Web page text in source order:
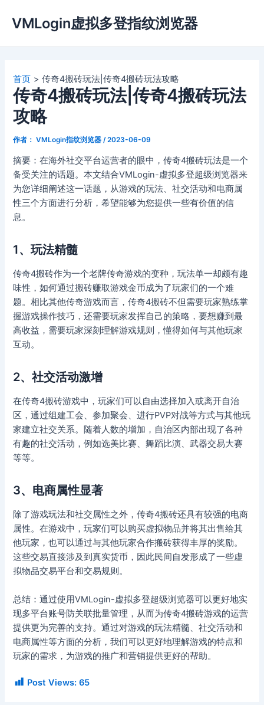
容
VMLogin虚拟多登指纹浏览器
首页 传奇4搬砖玩法|传奇4搬砖玩法攻略
传奇4搬砖玩法|传奇4搬砖玩法
攻略
作者： VMLogin指纹浏览器 /2023-06-09
摘要：在海外社交平台运营者的眼中，传奇4搬砖玩法是一个
备受关注的话题。本文结合VMLogin-虚拟多登超级浏览器来
为您详细阐述这一话题，从游戏的玩法、社交活动和电商属
性三个方面进行分析，希望能够为您提供一些有价值的信
息。
1、玩法精髓
传奇4搬砖作为一个老牌传奇游戏的变种，玩法单一却颇有趣
味性，如何通过搬砖赚取游戏金币成为了玩家们的一个难
题。相比其他传奇游戏而言，传奇4搬砖不但需要玩家熟练掌
握游戏操作技巧，还需要玩家发挥自己的策略，要想赚到最
高收益，需要玩家深刻理解游戏规则，懂得如何与其他玩家
互动。
2、社交活动激增
在传奇4搬砖游戏中，玩家们可以自由选择加入或离开自治
区，通过组建工会、参加聚会、进行PVP对战等方式与其他玩
家建立社交关系。随着人数的增加，自治区内部出现了各种
有趣的社交活动，例如选美比赛、舞蹈比演、武器交易大赛
等等。
3、电商属性显著
除了游戏玩法和社交属性之外，传奇4搬砖还具有较强的电商
属性。在游戏中，玩家们可以购买虚拟物品并将其出售给其
他玩家，也可以通过与其他玩家合作搬砖获得丰厚的奖励。
这些交易直接涉及到真实货币，因此民间自发形成了一些虚
拟物品交易平台和交易规则。
总结：通过使用VMLogin-虚拟多登超级浏览器可以更好地实
现多平台账号防关联批量管理，从而为传奇4搬砖游戏的运营
提供更为完善的支持。通过对游戏的玩法精髓、社交活动和
电商属性等方面的分析，我们可以更好地理解游戏的特点和
玩家的需求，为游戏的推广和营销提供更好的帮助。
Post Views: 65